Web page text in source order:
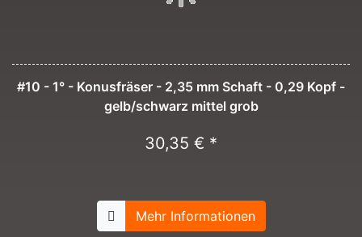
#10 - 1° - Konusfräser - 2,35 mm Schaft - 0,29 Kopf -
gelb/schwarz mittel grob
30,35 € *
Mehr Informationen